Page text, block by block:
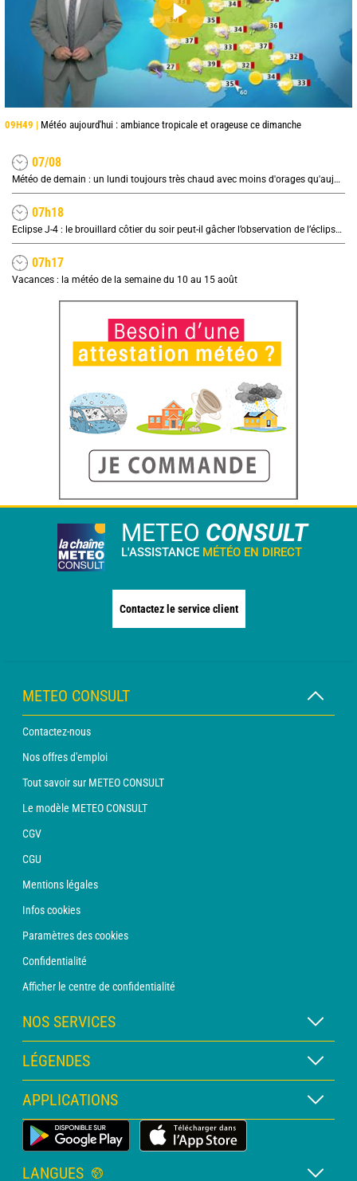
09H49 | Météo aujourd'hui : ambiance tropicale et orageuse ce dimanche
07/08
Météo de demain : un lundi toujours très chaud avec moins d'orages qu'aujourd'hui
07h18
Eclipse J-4 : le brouillard côtier du soir peut-il gâcher l’observation de l’éclipse à la plage ?
07h17
Vacances : la météo de la semaine du 10 au 15 août
METEO CONSULT
L'ASSISTANCE MÉTÉO EN DIRECT
Contactez le service client
METEO CONSULT
Contactez-nous
Nos offres d'emploi
Tout savoir sur METEO CONSULT
Le modèle METEO CONSULT
CGV
CGU
Mentions légales
Infos cookies
Paramètres des cookies
Confidentialité
Afficher le centre de confidentialité
NOS SERVICES
Abonnement METEO Xpert
Abonnement METEO PRO
Consultation avec un prévisionniste
Bulletin PRO
LÉGENDES
Légende des cartes
Légende des pictogrammes
Glossaire
APPLICATIONS
Application Météo Terrestre
LANGUES